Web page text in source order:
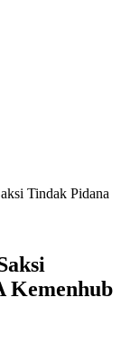
Tindak Pidana
Kemenhub